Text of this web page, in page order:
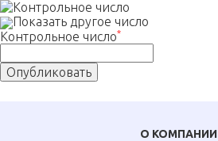
Показать другое число
Контрольное число*
О КОМПАНИИ